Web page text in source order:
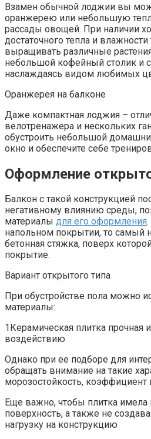
Взамен обычной лоджии вы
оранжерею или небольшую
рассады овощей. При наличии
достаточного тепла и
выращивать различные
небольшой кофейный столик и
наслаждаясь видом любимых
Оранжерея на балконе
Даже компактная лоджия –
велотренажера и нескольких
обустроить небольшой
окно и обеспечите себе
Оформление
Балкон с такой конструкцией
негативному влиянию среды,
материалы для его оформления
напольном покрытии, то самый
бетонная стяжка, поверх
покрытие.
Вариант открытого типа
При обустройстве пола можно
материалы:
1Керамическая плитка прочная
воздействию
Однако при ее подборе для
обращать внимание на такие
морозостойкость, коэффициент
Еще важно, чтобы плитка
поверхность, а также не
нагрузку на конструкцию